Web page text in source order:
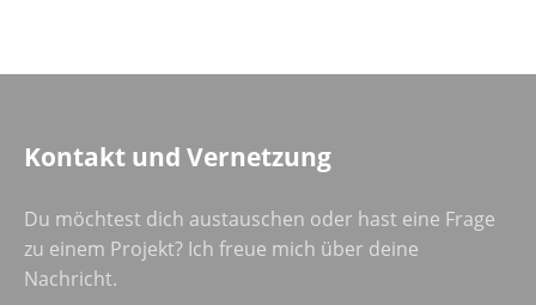
Kontakt und Vernetzung
Du möchtest dich austauschen oder hast eine Frage
zu einem Projekt? Ich freue mich über deine
Nachricht.